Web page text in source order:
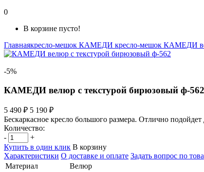
0
В корзине пусто!
Главнаякресло-мешок КАМЕДИ кресло-мешок КАМЕДИ
-5%
КАМЕДИ велюр с текстурой бирюзовый ф-562
5 490 ₽ 5 190 ₽
Бескаркасное кресло большого размера. Отлично
Количество:
-
+
Купить в один клик В корзину
Характеристики О доставке и оплате Задать вопрос по
Материал
Велюр